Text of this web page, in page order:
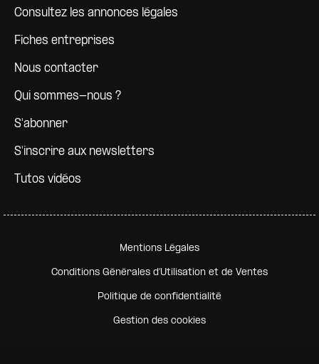
Consultez les annonces légales
Fiches entreprises
Nous contacter
Qui sommes-nous ?
S'abonner
S'inscrire aux newsletters
Tutos vidéos
Pied de page secondaire
Mentions Légales
Conditions Générales d'Utilisation et de Ventes
Politique de confidentialité
Gestion des cookies